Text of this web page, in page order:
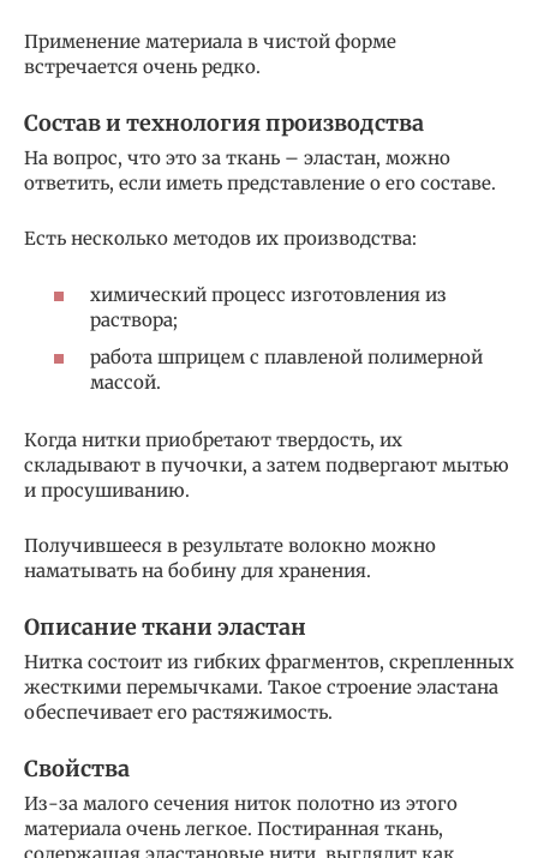
Применение материала в чистой форме
встречается очень редко.
Состав и технология производства
На вопрос, что это за ткань – эластан, можно
ответить, если иметь представление о его составе.
Есть несколько методов их производства:
химический процесс изготовления из
раствора;
работа шприцем с плавленой полимерной
массой.
Когда нитки приобретают твердость, их
складывают в пучочки, а затем подвергают мытью
и просушиванию.
Получившееся в результате волокно можно
наматывать на бобину для хранения.
Описание ткани эластан
Нитка состоит из гибких фрагментов, скрепленных
жесткими перемычками. Такое строение эластана
обеспечивает его растяжимость.
Свойства
Из-за малого сечения ниток полотно из этого
материала очень легкое. Постиранная ткань,